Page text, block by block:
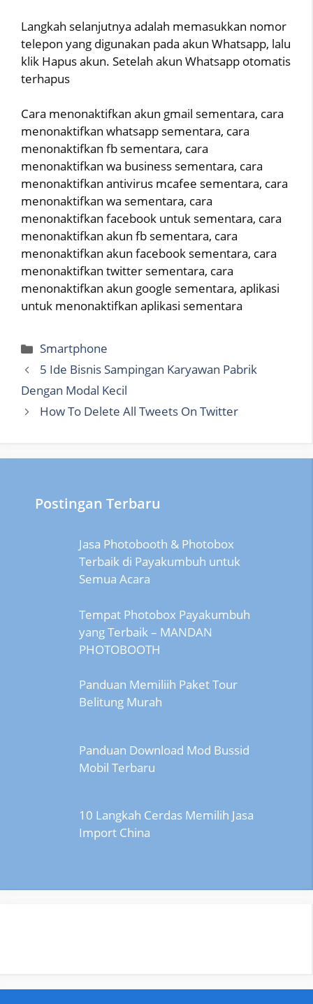
Langkah selanjutnya adalah memasukkan nomor
telepon yang digunakan pada akun Whatsapp, lalu
klik Hapus akun. Setelah akun Whatsapp otomatis
terhapus
Cara menonaktifkan akun gmail sementara, cara
menonaktifkan whatsapp sementara, cara
menonaktifkan fb sementara, cara
menonaktifkan wa business sementara, cara
menonaktifkan antivirus mcafee sementara, cara
menonaktifkan wa sementara, cara
menonaktifkan facebook untuk sementara, cara
menonaktifkan akun fb sementara, cara
menonaktifkan akun facebook sementara, cara
menonaktifkan twitter sementara, cara
menonaktifkan akun google sementara, aplikasi
untuk menonaktifkan aplikasi sementara
Categories
Smartphone
5 Ide Bisnis Sampingan Karyawan Pabrik
Dengan Modal Kecil
How To Delete All Tweets On Twitter
Postingan Terbaru
Jasa Photobooth & Photobox
Terbaik di Payakumbuh untuk
Semua Acara
Tempat Photobox Payakumbuh
yang Terbaik – MANDAN
PHOTOBOOTH
Panduan Memiliih Paket Tour
Belitung Murah
Panduan Download Mod Bussid
Mobil Terbaru
10 Langkah Cerdas Memilih Jasa
Import China